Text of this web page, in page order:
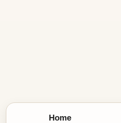
Home